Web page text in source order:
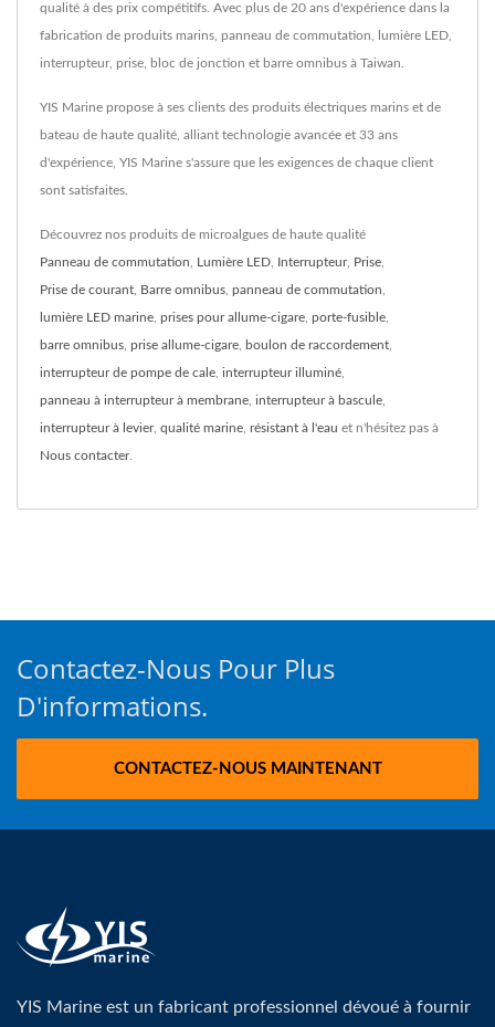
qualité à des prix compétitifs. Avec plus de 20 ans d'expérience dans la
fabrication de produits marins, panneau de commutation, lumière LED,
interrupteur, prise, bloc de jonction et barre omnibus à Taiwan.
YIS Marine propose à ses clients des produits électriques marins et de
bateau de haute qualité, alliant technologie avancée et 33 ans
d'expérience, YIS Marine s'assure que les exigences de chaque client
sont satisfaites.
Découvrez nos produits de microalgues de haute qualité
Panneau de commutation Lumière LED Interrupteur, Prise
Prise de courant Barre omnibus panneau de commutation
lumière LED marine prises pour allume-cigare porte-fusible
barre omnibus prise allume-cigare boulon de raccordement
interrupteur de pompe de cale interrupteur illuminé
panneau à interrupteur à membrane interrupteur à bascule
interrupteur à levier, qualité marine résistant à l'eau et n'hésitez pas à
Nous contacter.
Contactez-Nous Pour Plus
D'informations.
CONTACTEZ-NOUS MAINTENANT
YIS Marine est un fabricant professionnel dévoué à fournir